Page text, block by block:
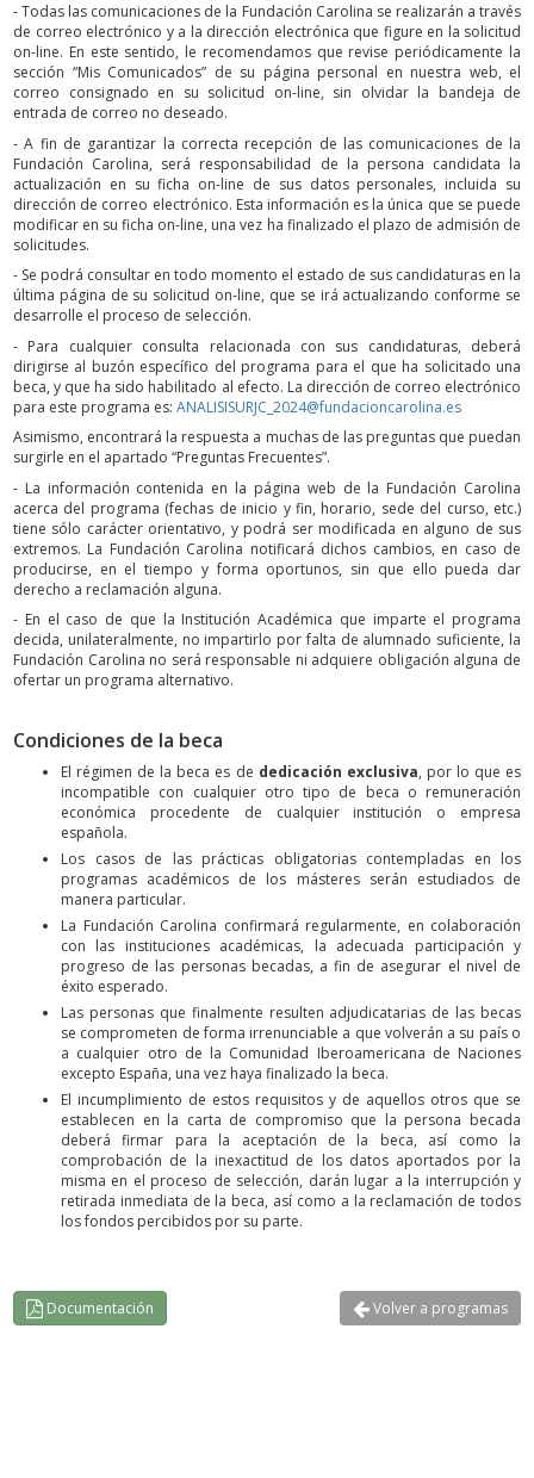
- Todas las comunicaciones de la Fundación Carolina se realizarán a través
de correo electrónico y a la dirección electrónica que figure en la solicitud
on-line. En este sentido, le recomendamos que revise periódicamente la
sección “Mis Comunicados” de su página personal en nuestra web, el
correo consignado en su solicitud on-line, sin olvidar la bandeja de
entrada de correo no deseado.
- A fin de garantizar la correcta recepción de las comunicaciones de la
Fundación Carolina, será responsabilidad de la persona candidata la
actualización en su ficha on-line de sus datos personales, incluida su
dirección de correo electrónico. Esta información es la única que se puede
modificar en su ficha on-line, una vez ha finalizado el plazo de admisión de
solicitudes.
- Se podrá consultar en todo momento el estado de sus candidaturas en la
última página de su solicitud on-line, que se irá actualizando conforme se
desarrolle el proceso de selección.
- Para cualquier consulta relacionada con sus candidaturas, deberá
dirigirse al buzón específico del programa para el que ha solicitado una
beca, y que ha sido habilitado al efecto. La dirección de correo electrónico
para este programa es: ANALISISURJC_2024@fundacioncarolina.es
Asimismo, encontrará la respuesta a muchas de las preguntas que puedan
surgirle en el apartado “Preguntas Frecuentes”.
- La información contenida en la página web de la Fundación Carolina
acerca del programa (fechas de inicio y fin, horario, sede del curso, etc.)
tiene sólo carácter orientativo, y podrá ser modificada en alguno de sus
extremos. La Fundación Carolina notificará dichos cambios, en caso de
producirse, en el tiempo y forma oportunos, sin que ello pueda dar
derecho a reclamación alguna.
- En el caso de que la Institución Académica que imparte el programa
decida, unilateralmente, no impartirlo por falta de alumnado suficiente, la
Fundación Carolina no será responsable ni adquiere obligación alguna de
ofertar un programa alternativo.
Condiciones de la beca
El régimen de la beca es de dedicación exclusiva, por lo que es
incompatible con cualquier otro tipo de beca o remuneración
económica procedente de cualquier institución o empresa
española.
Los casos de las prácticas obligatorias contempladas en los
programas académicos de los másteres serán estudiados de
manera particular.
La Fundación Carolina confirmará regularmente, en colaboración
con las instituciones académicas, la adecuada participación y
progreso de las personas becadas, a fin de asegurar el nivel de
éxito esperado.
Las personas que finalmente resulten adjudicatarias de las becas
se comprometen de forma irrenunciable a que volverán a su país o
a cualquier otro de la Comunidad Iberoamericana de Naciones
excepto España, una vez haya finalizado la beca.
El incumplimiento de estos requisitos y de aquellos otros que se
establecen en la carta de compromiso que la persona becada
deberá firmar para la aceptación de la beca, así como la
comprobación de la inexactitud de los datos aportados por la
misma en el proceso de selección, darán lugar a la interrupción y
retirada inmediata de la beca, así como a la reclamación de todos
los fondos percibidos por su parte.
Documentación Volver a programas